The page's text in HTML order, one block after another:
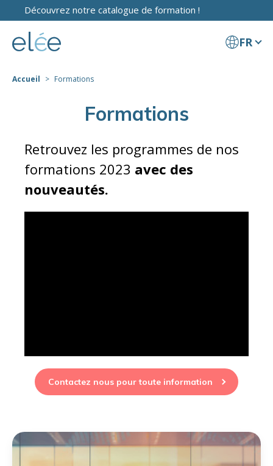
Découvrez notre catalogue de formation !
FR
Accueil Formations
Formations
Retrouvez les programmes de nos
formations 2023 avec des
nouveautés.
Contactez nous pour toute information